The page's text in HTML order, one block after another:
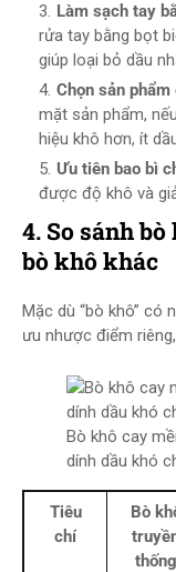
Làm sạch tay
rửa tay bằng bọt
giúp loại bỏ dầu
Chọn sản
mặt sản phẩm,
hiệu khô hơn, ít
Ưu tiên bao bì
được độ khô và
4. So sánh
bò khô khác
Mặc dù “bò khô” có
ưu nhược điểm
Bò khô cay
dính dầu khó
Tiêu
chí
Bò
thống